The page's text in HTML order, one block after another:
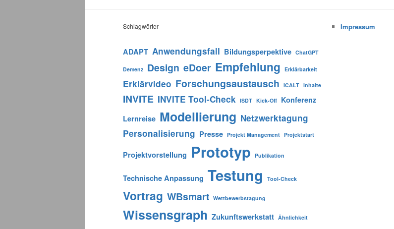
Schlagwörter
ADAPT Anwendungsfall Bildungsperpektive ChatGPT
Demenz Design eDoer Empfehlung Erklärbarkeit
Erklärvideo Forschungsaustausch ICALT Inhalte
INVITE INVITE Tool-Check ISDT Kick-Off Konferenz
Lernreise Modellierung Netzwerktagung
Personalisierung Presse Projekt Management Projektstart
Projektvorstellung Prototyp Publikation
Technische Anpassung Testung Tool-Check
Vortrag WBsmart Wettbewerbstagung
Wissensgraph Zukunftswerkstatt Ähnlichkeit
Impressum